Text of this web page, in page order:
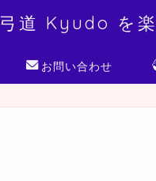
弓道 Kyudo を
お問い合わせ